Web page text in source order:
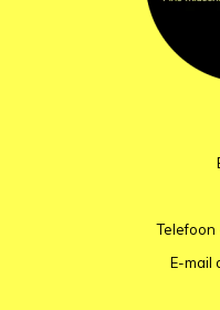
Telefoon
E-mail